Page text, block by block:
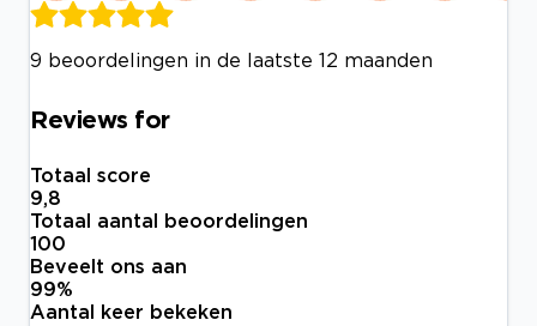
9 beoordelingen in de laatste 12 maanden
Reviews for
Totaal score
9,8
Totaal aantal beoordelingen
100
Beveelt ons aan
99%
Aantal keer bekeken